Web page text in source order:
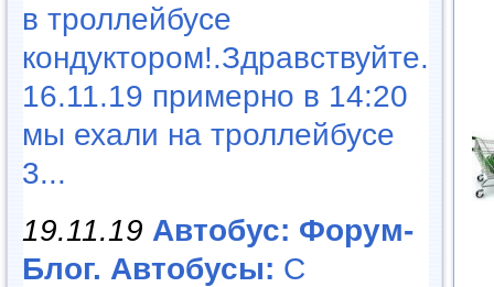
в троллейбусе
кондуктором!.Здравствуйте.
16.11.19 примерно в 14:20
мы ехали на троллейбусе
3...
19.11.19 Автобус: Форум-
Блог. Автобусы: С